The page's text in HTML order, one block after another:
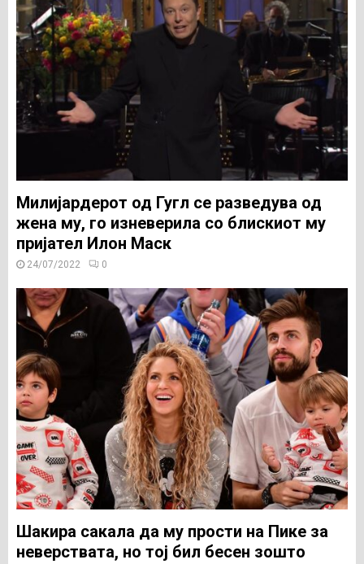
Милијардерот од Гугл се разведува од
жена му, го изневерила со блискиот му
пријател Илон Маск
24/07/2022 0
Шакира сакала да му прости на Пике за
неверствата, но тој бил бесен зошто